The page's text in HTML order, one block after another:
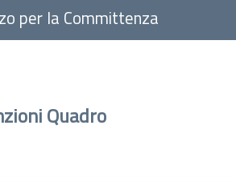
per la Committenza
Quadro